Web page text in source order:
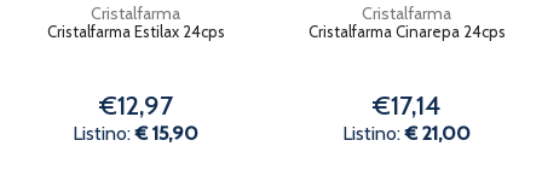
Cristalfarma
Cristalfarma Estilax 24cps
€12,97
Listino:€ 15,90
Cristalfarma
Cristalfarma Cinarepa 24cps
€17,14
Listino:€ 21,00